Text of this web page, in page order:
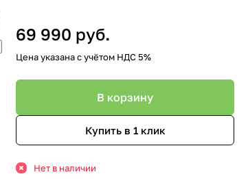
69 990 руб.
Цена указана с учётом НДС 5%
В корзину
Купить в 1 клик
Нет в наличии